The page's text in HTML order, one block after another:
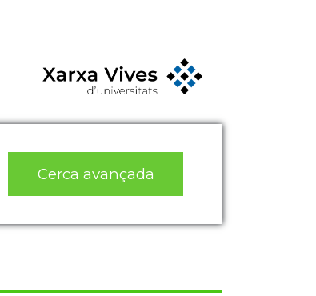
Cerca avançada